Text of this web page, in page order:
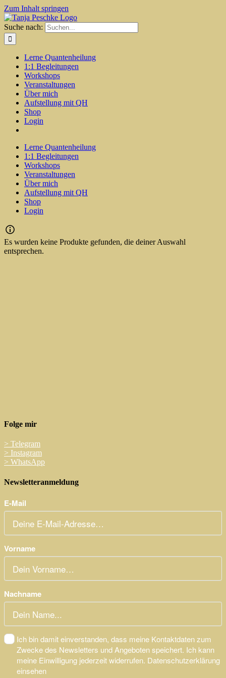
Zum Inhalt springen
Suche nach:
Lerne Quantenheilung
1:1 Begleitungen
Workshops
Veranstaltungen
Über mich
Aufstellung mit QH
Shop
Login
Lerne Quantenheilung
1:1 Begleitungen
Workshops
Veranstaltungen
Über mich
Aufstellung mit QH
Shop
Login
Es wurden keine Produkte gefunden, die deiner Auswahl
entsprechen.
Folge mir
> Telegram
> Instagram
> WhatsApp
Newsletteranmeldung